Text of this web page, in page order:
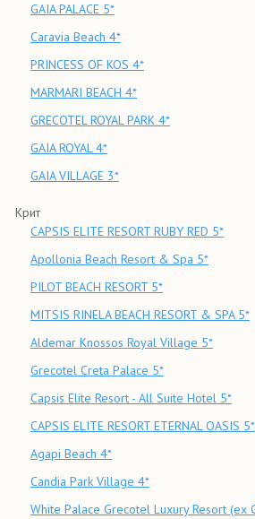
GAIA PALACE 5*
Caravia Beach 4*
PRINCESS OF KOS 4*
MARMARI BEACH 4*
GRECOTEL ROYAL PARK 4*
GAIA ROYAL 4*
GAIA VILLAGE 3*
Крит
CAPSIS ELITE RESORT RUBY RED 5*
Apollonia Beach Resort & Spa 5*
PILOT BEACH RESORT 5*
MITSIS RINELA BEACH RESORT & SPA 5*
Aldemar Knossos Royal Village 5*
Grecotel Creta Palace 5*
Capsis Elite Resort - All Suite Hotel 5*
CAPSIS ELITE RESORT ETERNAL OASIS 5*
Agapi Beach 4*
Candia Park Village 4*
White Palace Grecotel Luxury Resort (ex